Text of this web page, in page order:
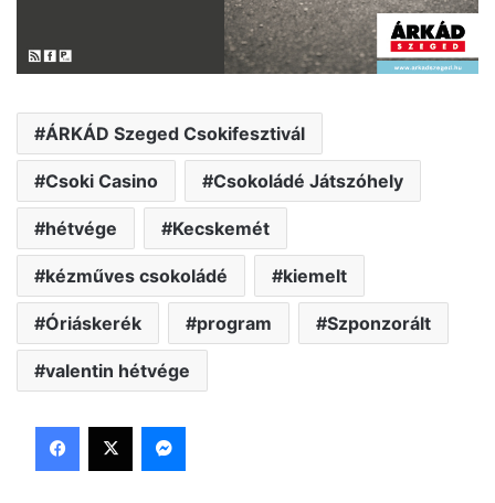
ÁRKÁD Szeged Csokifesztivál
Csoki Casino Csokoládé Játszóhely
hétvége Kecskemét
kézműves csokoládé kiemelt
Óriáskerék program Szponzorált
valentin hétvége
Facebook
X Messenger